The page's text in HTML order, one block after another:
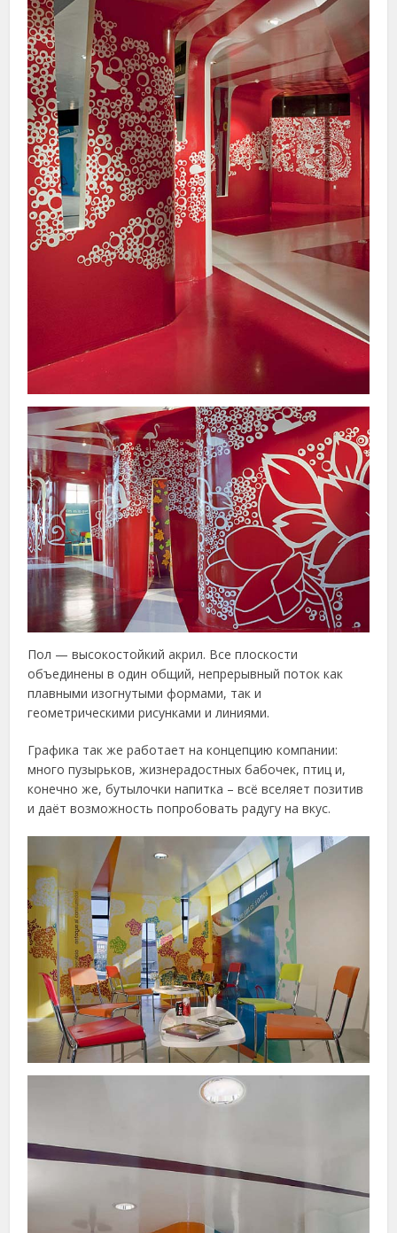
Пол — высокостойкий акрил. Все плоскости
объединены в один общий, непрерывный поток как
плавными изогнутыми формами, так и
геометрическими рисунками и линиями.
Графика так же работает на концепцию компании:
много пузырьков, жизнерадостных бабочек, птиц и,
конечно же, бутылочки напитка – всё вселяет позитив
и даёт возможность попробовать радугу на вкус.